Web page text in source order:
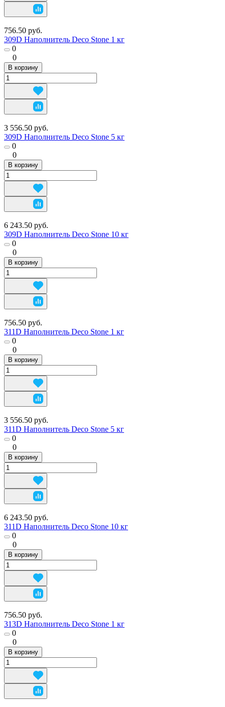
756.50 руб.
309D Наполнитель Deco Stone 1 кг
0
0
В корзину
3 556.50 руб.
309D Наполнитель Deco Stone 5 кг
0
0
В корзину
6 243.50 руб.
309D Наполнитель Deco Stone 10 кг
0
0
В корзину
756.50 руб.
311D Наполнитель Deco Stone 1 кг
0
0
В корзину
3 556.50 руб.
311D Наполнитель Deco Stone 5 кг
0
0
В корзину
6 243.50 руб.
311D Наполнитель Deco Stone 10 кг
0
0
В корзину
756.50 руб.
313D Наполнитель Deco Stone 1 кг
0
0
В корзину